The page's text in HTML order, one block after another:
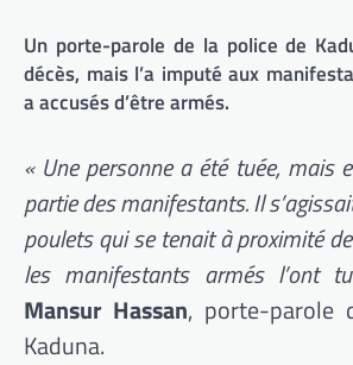
Un porte-parole de la police de
décès, mais l’a imputé aux
a accusés d’être armés.
« Une personne a été tuée, mais
partie des manifestants. Il
poulets qui se tenait à proximité
les manifestants armés l’ont
Mansur Hassan, porte-parole
Kaduna.